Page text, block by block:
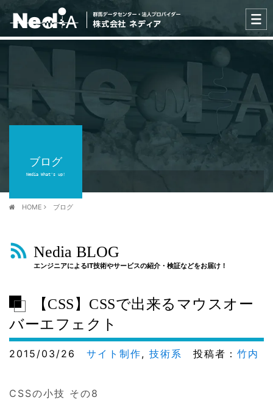
ブログ
Nedia What's up!
HOME ブログ
Nedia BLOG
エンジニアによるIT技術やサービスの紹介・検証などをお届け！
【CSS】CSSで出来るマウスオー
バーエフェクト
2015/03/26 サイト制作, 技術系 投稿者： 竹内
CSSの小技 その8